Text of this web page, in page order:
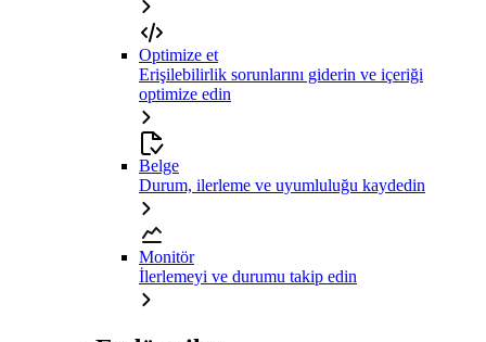
Optimize et
Erişilebilirlik sorunlarını giderin ve içeriği
optimize edin
Belge
Durum, ilerleme ve uyumluluğu kaydedin
Monitör
İlerlemeyi ve durumu takip edin